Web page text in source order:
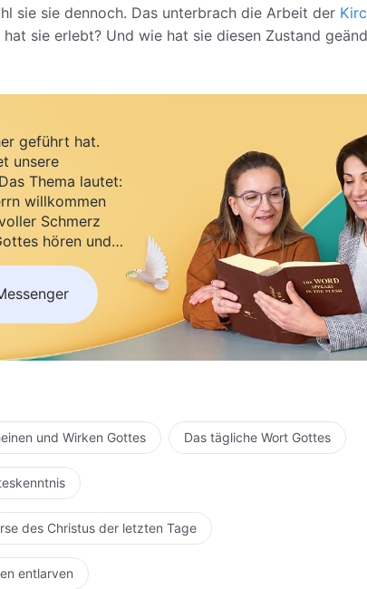
sie sie dennoch. Das unterbrach die Arbeit der
sie erlebt? Und wie hat sie diesen Zustand
geführt hat.
unsere
Thema lautet:
willkommen
Schmerz
hören und
und Wirken Gottes Das tägliche Wort Gottes
des Christus der letzten Tage
entlarven